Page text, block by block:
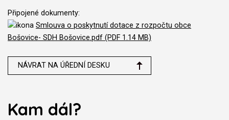
Připojené dokumenty:
Smlouva o poskytnutí dotace z rozpočtu obce
Bošovice- SDH Bošovice.pdf (PDF 1.14 MB)
NÁVRAT NA ÚŘEDNÍ DESKU
Kam dál?